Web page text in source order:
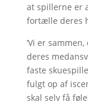
at spillerne er
fortælle deres
’Vi er
deres
faste
fulgt op af
skal selv få